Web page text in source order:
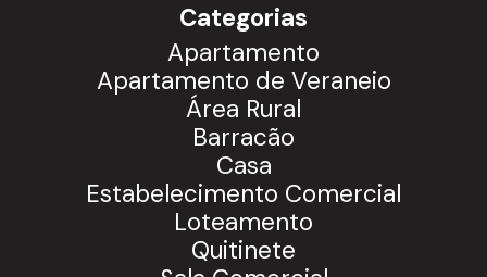
Categorias
Apartamento
Apartamento de Veraneio
Área Rural
Barracão
Casa
Estabelecimento Comercial
Loteamento
Quitinete